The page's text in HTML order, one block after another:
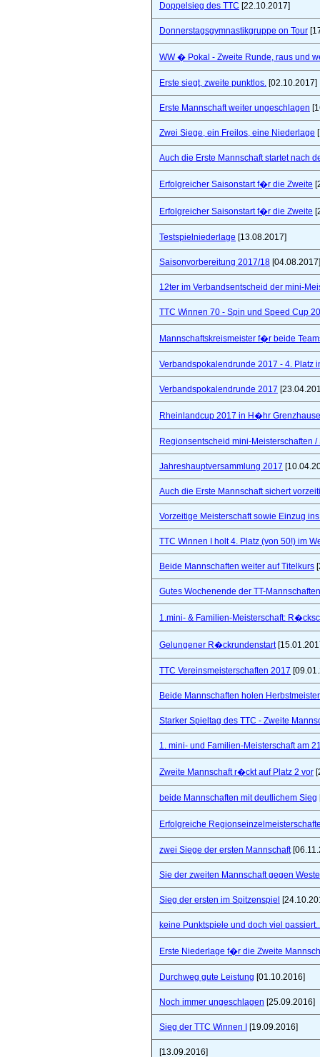
Doppelsieg des TTC [22.10.2017]
Donnerstagsgymnastikgruppe on Tour
WW � Pokal - Zweite Runde, raus und
Erste siegt, zweite punktlos. [02.10.2017]
Erste Mannschaft weiter ungeschlagen
Zwei Siege, ein Freilos, eine Niederlage
Auch die Erste Mannschaft startet nach
Erfolgreicher Saisonstart f�r die Zweite
Erfolgreicher Saisonstart f�r die Zweite
Testspielniederlage [13.08.2017]
Saisonvorbereitung 2017/18 [04.08.2017]
12ter im Verbandsentscheid der mini-
TTC Winnen 70 - Spin und Speed Cup
Mannschaftskreismeister f�r beide
Verbandspokalendrunde 2017 - 4. Platz
Verbandspokalendrunde 2017
Rheinlandcup 2017 in H�hr
Regionsentscheid mini-Meisterschaften
Jahreshauptversammlung 2017
Auch die Erste Mannschaft sichert
Vorzeitige Meisterschaft sowie Einzug
TTC Winnen I holt 4. Platz (von 50!) im
Beide Mannschaften weiter auf Titelkurs
Gutes Wochenende der TT-
1.mini- & Familien-Meisterschaft:
Gelungener R�ckrundenstart
TTC Vereinsmeisterschaften 2017
Beide Mannschaften holen
Starker Spieltag des TTC - Zweite
1. mini- und Familien-Meisterschaft am
Zweite Mannschaft r�ckt auf Platz 2 vor
beide Mannschaften mit deutlichem Sieg
Erfolgreiche
zwei Siege der ersten Mannschaft
Sie der zweiten Mannschaft gegen
Sieg der ersten im Spitzenspiel
keine Punktspiele und doch viel
Erste Niederlage f�r die Zweite
Durchweg gute Leistung [01.10.2016]
Noch immer ungeschlagen [25.09.2016]
Sieg der TTC Winnen I [19.09.2016]
[13.09.2016]